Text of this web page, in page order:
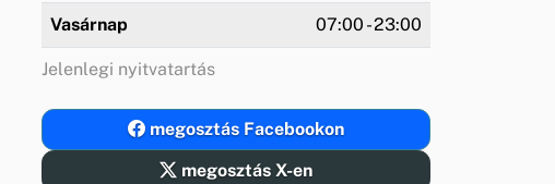
Vasárnap 07:00 - 23:00
Jelenlegi nyitvatartás
megosztás Facebookon
megosztás X-en